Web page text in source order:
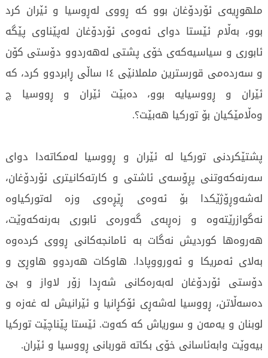
ملهوڕیەی ئۆردۆغان بوو کە ڕووی لەڕوسیا و ئێران کرد
بوو، بەڵام ئێستا دوای ئەوەی ئۆردۆغان لەپێناوی پێگە
ئابوری و سیاسیەکەی خۆی پشتی لەهەردوو دۆستی کۆن
و سەردەمی قورسترین ململانێی ١٤ ساڵی ڕابردوو کرد، کە
ئێران و ڕووسیایە بوو، دەبێت ئێران و ڕووسیا چ
وەڵامێکیان بۆ تورکیا هەبێت؟.
پشتێکردنی تورکیا لە ئێران و ڕووسیا لەمکاتەدا دوای
سەرنەکەوتنی پڕۆسەی ئاشتی و کارتەکانیتری ئۆردۆغان،
لەشەوڕۆژێکدا بۆ ئەوەی ڕێڕەوی وزە لەتورکیاوە
نەگوازرێتەوە و زەڕبەی گەورەی ئابوری بەرنەکەوێت،
هەروەها کوردیش نەگات بە ئامانجەکانی ڕووی کردەوە
بەلای ئەمریکا و ئەورووپادا. هاوکات هەردوو هاوڕێ و
دۆستی ئۆردۆغان لەبەرەکانی شەڕدا زۆر لاواز و بێ
دەسەڵاتن، ڕووسیا لەشەڕی ئۆکڕانیا و ئێرانیش لە غەزە و
لوبنان و یەمەن و سوریاش کە کەوت. ئێستا پێناچێت تورکیا
بیەوێت وابەئاسانی خۆی بکاتە قوربانی ڕووسیا و ئێران.